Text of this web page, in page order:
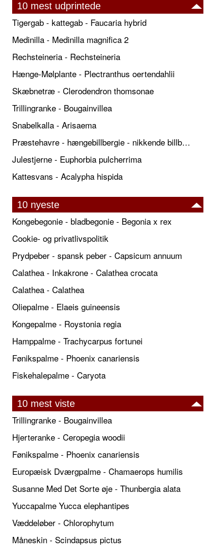
10 mest udprintede
Tigergab - kattegab - Faucaria hybrid
Medinilla - Medinilla magnifica 2
Rechsteineria - Rechsteineria
Hænge-Mølplante - Plectranthus oertendahlii
Skæbnetræ - Clerodendron thomsonae
Trillingranke - Bougainvillea
Snabelkalla - Arisaema
Præstehavre - hængebillbergie - nikkende billbergie
Julestjerne - Euphorbia pulcherrima
Kattesvans - Acalypha hispida
10 nyeste
Kongebegonie - bladbegonie - Begonia x rex
Cookie- og privatlivspolitik
Prydpeber - spansk peber - Capsicum annuum
Calathea - Inkakrone - Calathea crocata
Calathea - Calathea
Oliepalme - Elaeis guineensis
Kongepalme - Roystonia regia
Hamppalme - Trachycarpus fortunei
Fønikspalme - Phoenix canariensis
Fiskehalepalme - Caryota
10 mest viste
Trillingranke - Bougainvillea
Hjerteranke - Ceropegia woodii
Fønikspalme - Phoenix canariensis
Europæisk Dværgpalme - Chamaerops humilis
Susanne Med Det Sorte øje - Thunbergia alata
Yuccapalme Yucca elephantipes
Væddeløber - Chlorophytum
Måneskin - Scindapsus pictus